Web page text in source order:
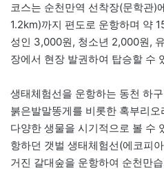
코스는 순천만역 선착장(문학관)
1.2km)까지 편도로 운항하며 약
성인 3,000원, 청소년 2,000원,
장에서 현장 발권하여 탑승할 수
생태체험선을 운항하는 동천 하
붉은발말똥게를 비롯한 혹부리
다양한 생물을 시기적으로 볼 수
항하던 갯벌 생태체험선(에코피
거진 갈대숲을 운항하여 순천만